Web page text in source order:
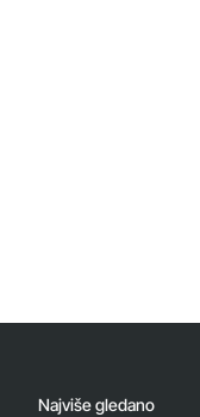
Najviše gledano